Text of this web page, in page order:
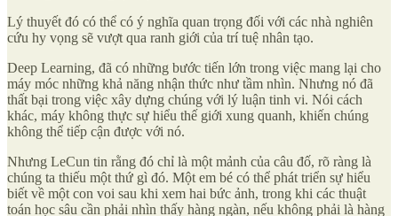
Lý thuyết đó có thể có ý nghĩa quan trọng đối với các nhà nghiên
cứu hy vọng sẽ vượt qua ranh giới của trí tuệ nhân tạo.
Deep Learning, đã có những bước tiến lớn trong việc mang lại cho
máy móc những khả năng nhận thức như tầm nhìn. Nhưng nó đã
thất bại trong việc xây dựng chúng với lý luận tinh vi. Nói cách
khác, máy không thực sự hiểu thế giới xung quanh, khiến chúng
không thể tiếp cận được với nó.
Nhưng LeCun tin rằng đó chỉ là một mảnh của câu đố, rõ ràng là
chúng ta thiếu một thứ gì đó. Một em bé có thể phát triển sự hiểu
biết về một con voi sau khi xem hai bức ảnh, trong khi các thuật
toán học sâu cần phải nhìn thấy hàng ngàn, nếu không phải là hàng